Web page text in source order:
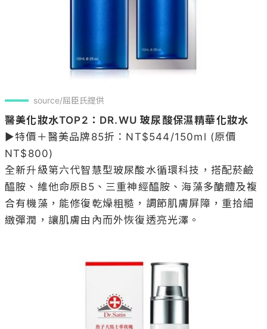
source/屈臣氏提供
醫美化妝水TOP2：DR.WU 玻尿酸保濕精華化妝水
▶特價＋醫美品牌85折：NT$544/150ml (原價
NT$800)
全新升級第六代智慧型玻尿酸水循環科技，搭配菸鹼
醯胺、維他命原B5、三重神經醯胺、海藻多醣體及複
合有機藻，能修復乾燥粗糙，調節肌膚屏障，重拾細
緻彈潤，讓肌膚由內而外恢復透亮光澤。